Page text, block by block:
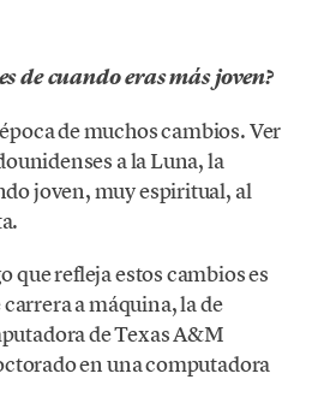
de cuando eras más joven?
de muchos cambios. Ver
a la Luna, la
joven, muy espiritual, al
que refleja estos cambios es
a máquina, la de
de Texas A&M
en una computadora